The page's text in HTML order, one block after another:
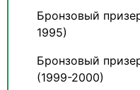
Бронзовый
1995)
Бронзовый
(1999-2000)